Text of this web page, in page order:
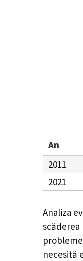
An
2011
2021
Analiza
scăderea
necesită